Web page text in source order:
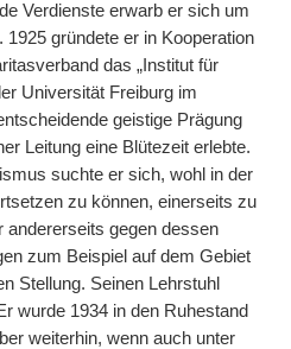
Verdienste erwarb er sich um
gründete er in Kooperation
das „Institut für
Universität Freiburg im
geistige Prägung
Leitung eine Blütezeit erlebte.
suchte er sich, wohl in der
zu können, einerseits zu
andererseits gegen dessen
zum Beispiel auf dem Gebiet
Stellung. Seinen Lehrstuhl
wurde 1934 in den Ruhestand
weiterhin, wenn auch unter